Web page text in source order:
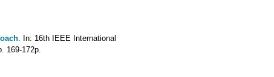
. In: 16th IEEE International
169-172p.